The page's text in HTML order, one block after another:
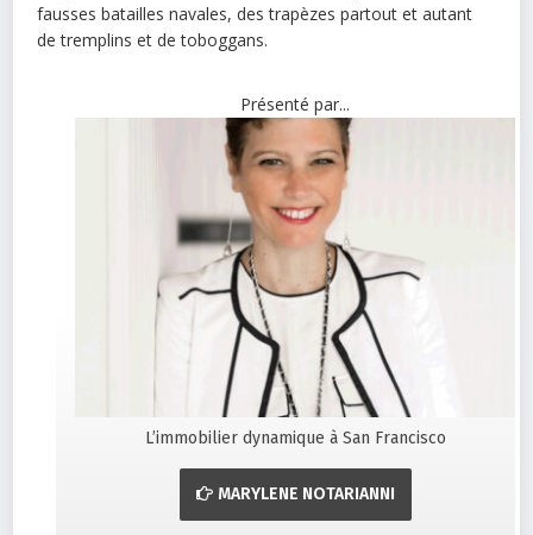
fausses batailles navales, des trapèzes partout et autant
de tremplins et de toboggans.
Présenté par...
L’immobilier dynamique à San Francisco
MARYLENE NOTARIANNI